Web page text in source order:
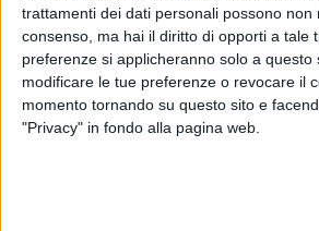
trattamenti dei dati personali possono non
consenso, ma hai il diritto di opporti a tale
preferenze si applicheranno solo a questo
modificare le tue preferenze o revocare il
momento tornando su questo sito e
"Privacy" in fondo alla pagina web.
giovani e giovanissimi.
Tanti barlettani hanno comunque
giorni di festa per lasciare la città e
fuori porta.